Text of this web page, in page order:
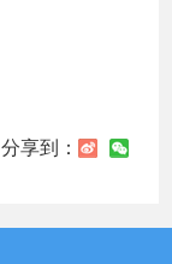
分享到：